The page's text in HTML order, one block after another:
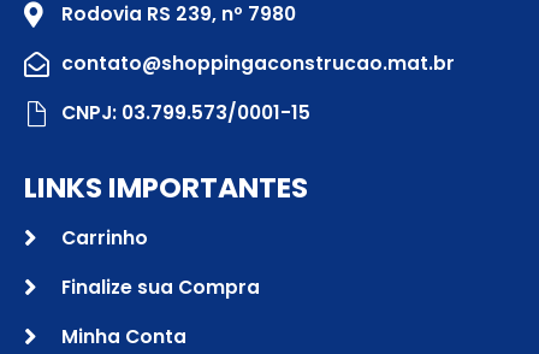
Rodovia RS 239, nº 7980
contato@shoppingaconstrucao.mat.br
CNPJ: 03.799.573/0001-15
LINKS IMPORTANTES
Carrinho
Finalize sua Compra
Minha Conta